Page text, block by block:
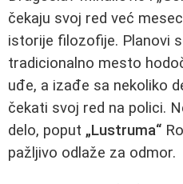
čekaju svoj red već
istorije filozofije. Planovi
tradicionalno mesto
uđe, a izađe sa nekoliko
čekati svoj red na polici.
delo, poput „Lustruma“
pažljivo odlaže za odmor.